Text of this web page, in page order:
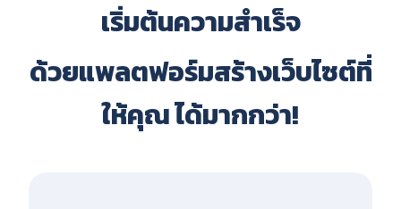
เริ่มต้นความสำเร็จ
ด้วยแพลตฟอร์มสร้างเว็บไซต์ที่
ให้คุณ ได้มากกว่า!